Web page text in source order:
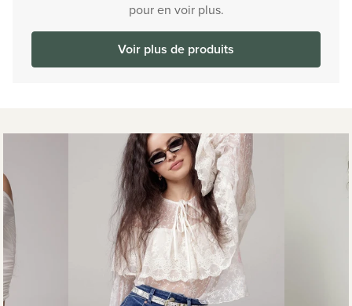
pour en voir plus.
Voir plus de produits